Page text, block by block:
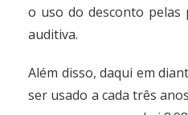
o uso do desconto pelas
auditiva.
Além disso, daqui em
ser usado a cada três